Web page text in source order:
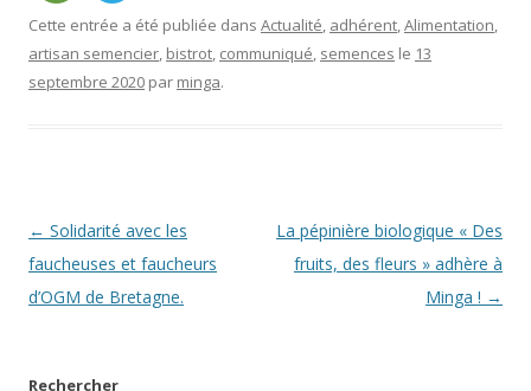
Cette entrée a été publiée dans Actualité, adhérent,Alimentation,
artisan semencier, bistrot, communiqué, semences le 13
septembre 2020 par minga.
Navigation
des
articles
← Solidarité avec les
faucheuses et faucheurs
d’OGM de Bretagne.
La pépinière biologique « Des
fruits, des fleurs » adhère à
Minga ! →
Rechercher